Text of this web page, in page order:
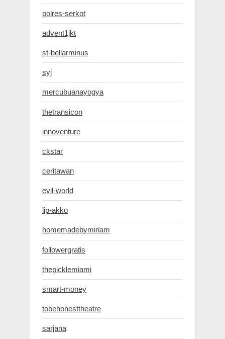
polres-serkot
advent1jkt
st-bellarminus
syj
mercubuanayogya
thetransicon
innoventure
ckstar
ceritawan
evil-world
lip-akko
homemadebymiriam
followergratis
thepicklemiami
smart-money
tobehonesttheatre
sarjana